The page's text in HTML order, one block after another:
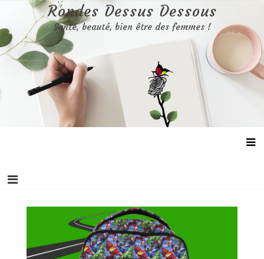
contenu
Rondes Dessus Dessous
Santé, beauté, bien être des femmes !